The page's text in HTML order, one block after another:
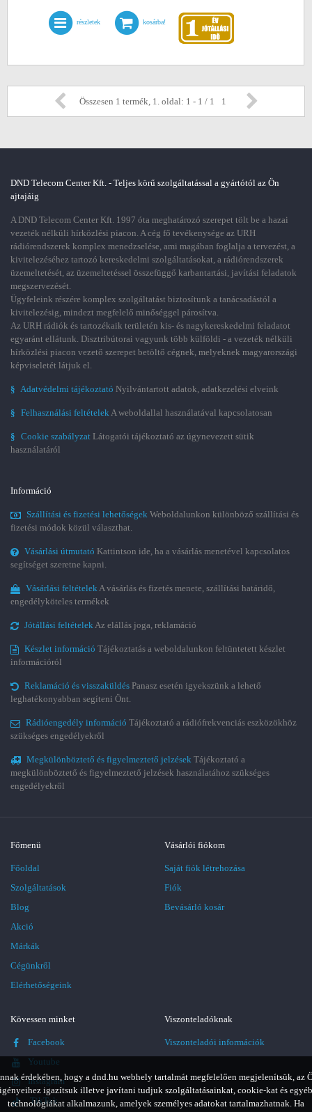
részletek kosárba!
Összesen 1 termék, 1. oldal: 1 - 1 / 1 1
érdekében, hogy a dnd.hu webhely tartalmát megfelelően megjelenítsük, az
igényeihez igazítsuk illetve javítani tudjuk szolgáltatásainkat, cookie-kat és egyéb
technológiákat alkalmazunk, amelyek személyes adatokat tartalmazhatnak. Ha
DND Telecom Center Kft. - Teljes körű szolgáltatással a gyártótól az Ön
ajtajáig
A DND Telecom Center Kft. 1997 óta meghatározó szerepet tölt be a hazai
vezeték nélküli hírközlési piacon. A cég fő tevékenysége az URH
rádiórendszerek komplex menedzselése, ami magában foglalja a tervezést, a
kivitelezéséhez tartozó kereskedelmi szolgáltatásokat, a rádiórendszerek
üzemeltetését, az üzemeltetéssel összefüggő karbantartási, javítási feladatok
megszervezését.
Ügyfeleink részére komplex szolgáltatást biztosítunk a tanácsadástól a
kivitelezésig, mindezt megfelelő minőséggel párosítva.
Az URH rádiók és tartozékaik területén kis- és nagykereskedelmi feladatot
egyaránt ellátunk. Disztribútorai vagyunk több külföldi - a vezeték nélküli
hírközlési piacon vezető szerepet betöltő cégnek, melyeknek magyarországi
képviseletét látjuk el.
§ Adatvédelmi tájékoztató Nyilvántartott adatok, adatkezelési elveink
§ Felhasználási feltételekA weboldallal használatával kapcsolatosan
§ Cookie szabályzat Látogatói tájékoztató az úgynevezett sütik
használatáról
Információ
Szállítási és fizetési lehetőségek Weboldalunkon különböző szállítási és
fizetési módok közül választhat.
Vásárlási útmutató Kattintson ide, ha a vásárlás menetével kapcsolatos
segítséget szeretne kapni.
Vásárlási feltételekA vásárlás és fizetés menete, szállítási határidő,
engedélyköteles termékek
Jótállási feltételekAz elállás joga, reklamáció
Készlet információ Tájékoztatás a weboldalunkon feltüntetett készlet
információról
Reklamáció és visszaküldés Panasz esetén igyekszünk a lehető
leghatékonyabban segíteni Önt.
Rádióengedély információ Tájékoztató a rádiófrekvenciás eszközökhöz
szükséges engedélyekről
Megkülönböztető és figyelmeztető jelzések Tájékoztató a
megkülönböztető és figyelmeztető jelzések használatához szükséges
engedélyekről
Főmenü
Főoldal
Szolgáltatások
Blog
Akció
Márkák
Cégünkről
Elérhetőségeink
Vásárlói fiókom
Saját fiók létrehozása
Fiók
Bevásárló kosár
Kövessen minket
Facebook
Youtube
Instagram
TikTok
Viszonteladóknak
Viszonteladói információk